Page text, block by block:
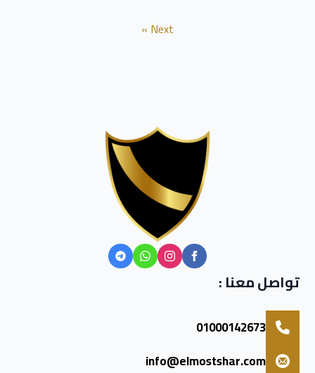
Next »
تواصل معنا :
01000142673
info@elmostshar.com